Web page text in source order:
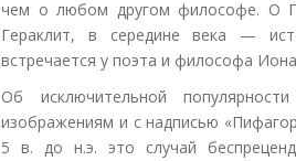
чем о любом другом философе. О
Гераклит, в середине века —
встречается у поэта и философа
Об исключительной
изображениям и с надписью
5 в. до н.э. это случай